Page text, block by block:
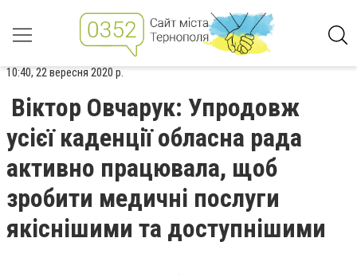
10:40, 22 вересня 2020 р.
Віктор Овчарук: Упродовж
усієї каденції обласна рада
активно працювала, щоб
зробити медичні послуги
якіснішими та доступнішими